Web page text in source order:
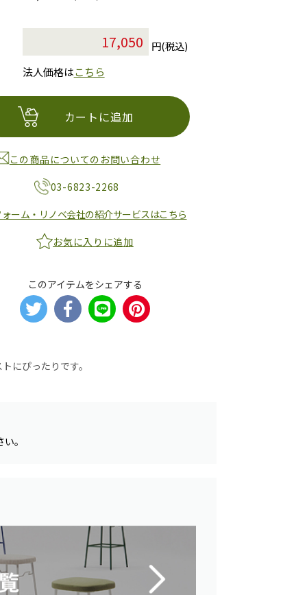
円(税込)
法人価格はこちら
カートに追加
この商品についてのお問い合わせ
03-6823-2268
ーム・リノベ会社の紹介サービスはこちら
お気に入りに追加
このアイテムをシェアする
にぴったりです。
。